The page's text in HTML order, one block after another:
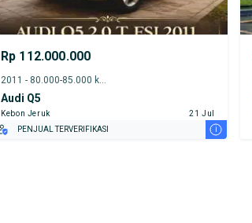
Rp 112.000.000
2011 - 80.000-85.000 km
Audi Q5
Kebon Jeruk
21 Jul
PENJUAL TERVERIFIKASI
i